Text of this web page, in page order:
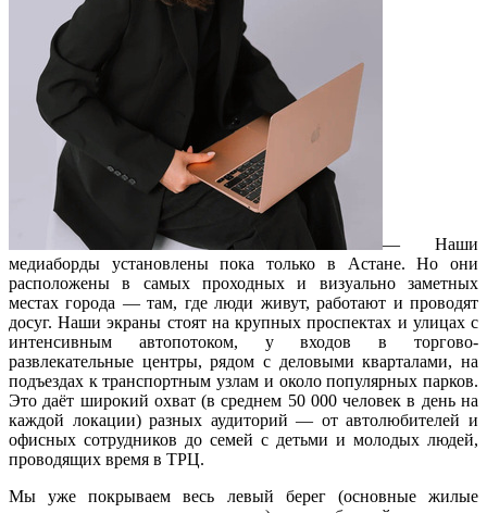
— Наши
медиаборды установлены пока только в Астане. Но они
расположены в самых проходных и визуально заметных
местах города — там, где люди живут, работают и проводят
досуг. Наши экраны стоят на крупных проспектах и улицах с
интенсивным автопотоком, у входов в торгово-
развлекательные центры, рядом с деловыми кварталами, на
подъездах к транспортным узлам и около популярных парков.
Это даёт широкий охват (в среднем 50 000 человек в день на
каждой локации) разных аудиторий — от автолюбителей и
офисных сотрудников до семей с детьми и молодых людей,
проводящих время в ТРЦ.
Мы уже покрываем весь левый берег (основные жилые